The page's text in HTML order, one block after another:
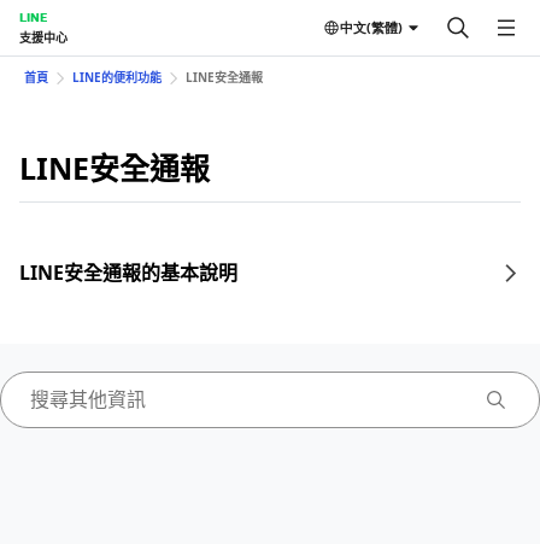
LINE
支援中心
中文(繁體)
首頁 LINE的便利功能 LINE安全通報
LINE安全通報
LINE安全通報的基本說明